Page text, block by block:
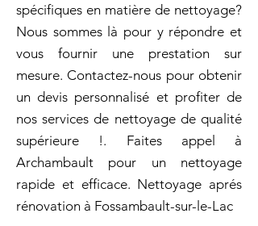
spécifiques en matière de nettoyage?
Nous sommes là pour y répondre et
vous fournir une prestation sur
mesure. Contactez-nous pour obtenir
un devis personnalisé et profiter de
nos services de nettoyage de qualité
supérieure !. Faites appel à
Archambault pour un nettoyage
rapide et efficace. Nettoyage aprés
rénovation à Fossambault-sur-le-Lac